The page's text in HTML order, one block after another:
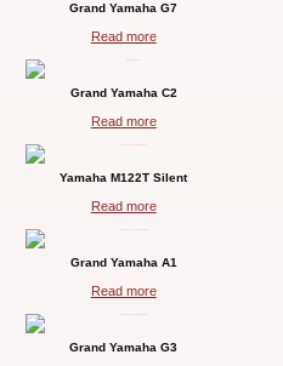
Grand Yamaha G7
Read more
Grand Yamaha C2
Read more
Yamaha M122T Silent
Read more
Grand Yamaha A1
Read more
Grand Yamaha G3